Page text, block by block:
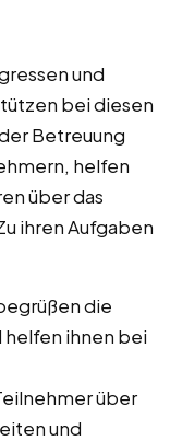
und
bei diesen
Betreuung
helfen
über das
ihren Aufgaben
die
helfen ihnen bei
über
und